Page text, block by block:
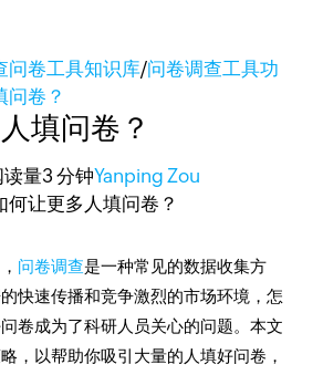
问卷工具知识库/问卷调查工具功
问卷？
填问卷？
读量3 分钟Yanping Zou
问卷调查是一种常见的数据收集方
快速传播和竞争激烈的市场环境，怎
卷成为了科研人员关心的问题。本文
，以帮助你吸引大量的人填好问卷，